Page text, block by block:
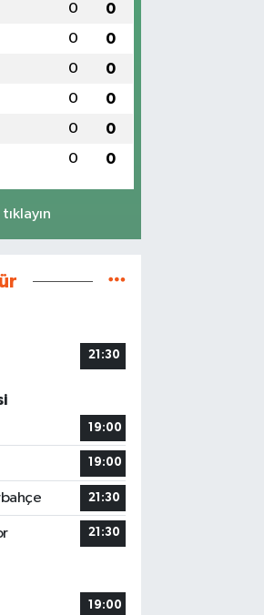
0 0
0 0
0 0
0 0
0 0
0 0
21:30
19:00
19:00
21:30
21:30
19:00